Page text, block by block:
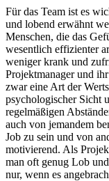
Für das Team ist es
und lobend erwähnt
Menschen, die das
wesentlich effizienter
weniger krank und
Projektmanager und
zwar eine Art der
psychologischer Sicht
regelmäßigen
auch von jemandem
Job zu sein und von
motivierend. Als
man oft genug Lob
nur, wenn es